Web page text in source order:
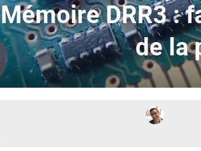
Mémoire DRR3 :
de la